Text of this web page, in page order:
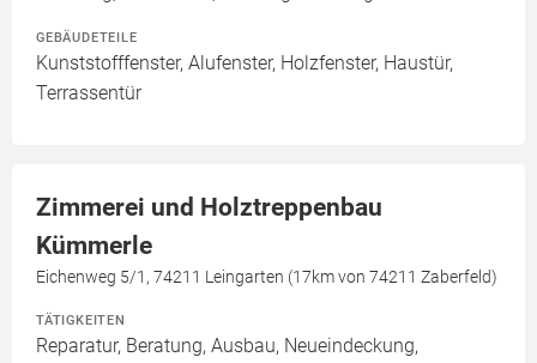
GEBÄUDETEILE
Kunststofffenster, Alufenster, Holzfenster, Haustür,
Terrassentür
Zimmerei und Holztreppenbau
Kümmerle
Eichenweg 5/1, 74211 Leingarten (17km von 74211 Zaberfeld)
TÄTIGKEITEN
Reparatur, Beratung, Ausbau, Neueindeckung,